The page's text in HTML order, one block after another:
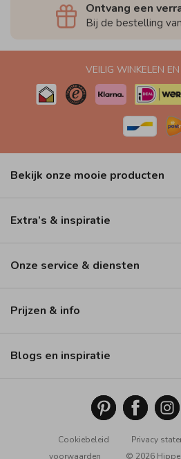
Ontvang een
Bij de bestelling
VEILIG WINKELEN
Bekijk onze mooie producten
Extra’s & inspiratie
Onze service & diensten
Prijzen & info
Blogs en inspiratie
Cookiebeleid Privacy
voorwaarden
© 2026